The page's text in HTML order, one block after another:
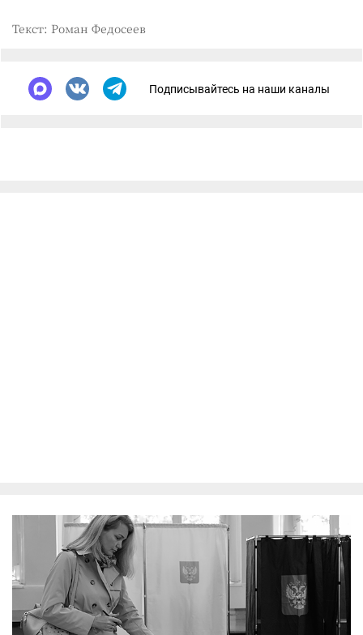
Текст: Роман Федосеев
Подписывайтесь на наши каналы